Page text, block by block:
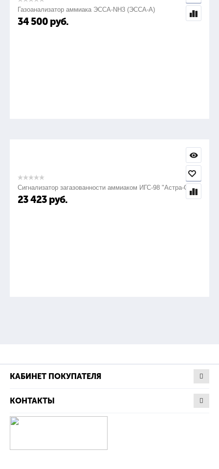
Газоанализатор аммиака ЭССА-NH3 (ЭССА-А)
34 500 руб.
Сигнализатор загазованности аммиаком ИГС-98 "Астра-СВ"
23 423 руб.
КАБИНЕТ ПОКУПАТЕЛЯ
КОНТАКТЫ